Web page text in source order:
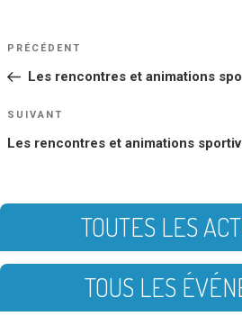
NAVIGATION
DE
Article
PRÉCÉDENT
Les rencontres et animations
Article
SUIVANT
Les rencontres et animations
TOUTES LES
TOUS LES